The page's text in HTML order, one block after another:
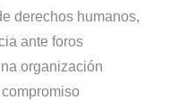
derechos humanos,
ante foros
organización